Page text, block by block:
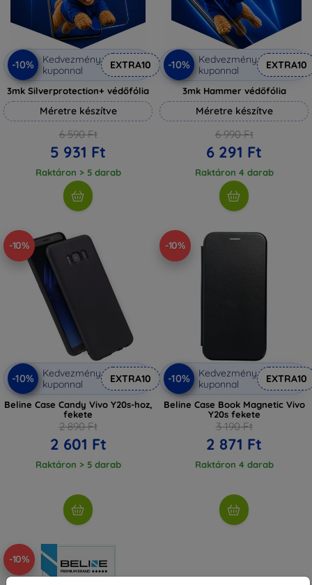
-10%
Kedvezmény
kuponnal
EXTRA10
3mk Silverprotection+ védőfólia
Méretre készítve
6 590 Ft
5 931 Ft
Raktáron > 5 darab
-10%
Kedvezmény
kuponnal
EXTRA10
3mk Hammer védőfólia
Méretre készítve
6 990 Ft
6 291 Ft
Raktáron 4 darab
-10%
-10%
Kedvezmény
kuponnal
EXTRA10
Beline Case Candy Vivo Y20s-hoz,
fekete
2 890 Ft
2 601 Ft
Raktáron > 5 darab
-10%
-10%
Kedvezmény
kuponnal
EXTRA10
Beline Case Book Magnetic Vivo
Y20s fekete
3 190 Ft
2 871 Ft
Raktáron 4 darab
-10%